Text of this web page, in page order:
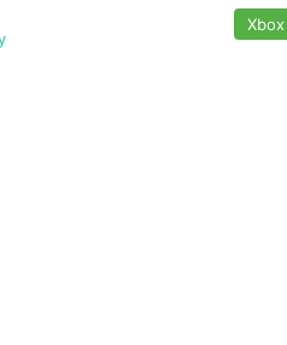
Xbox